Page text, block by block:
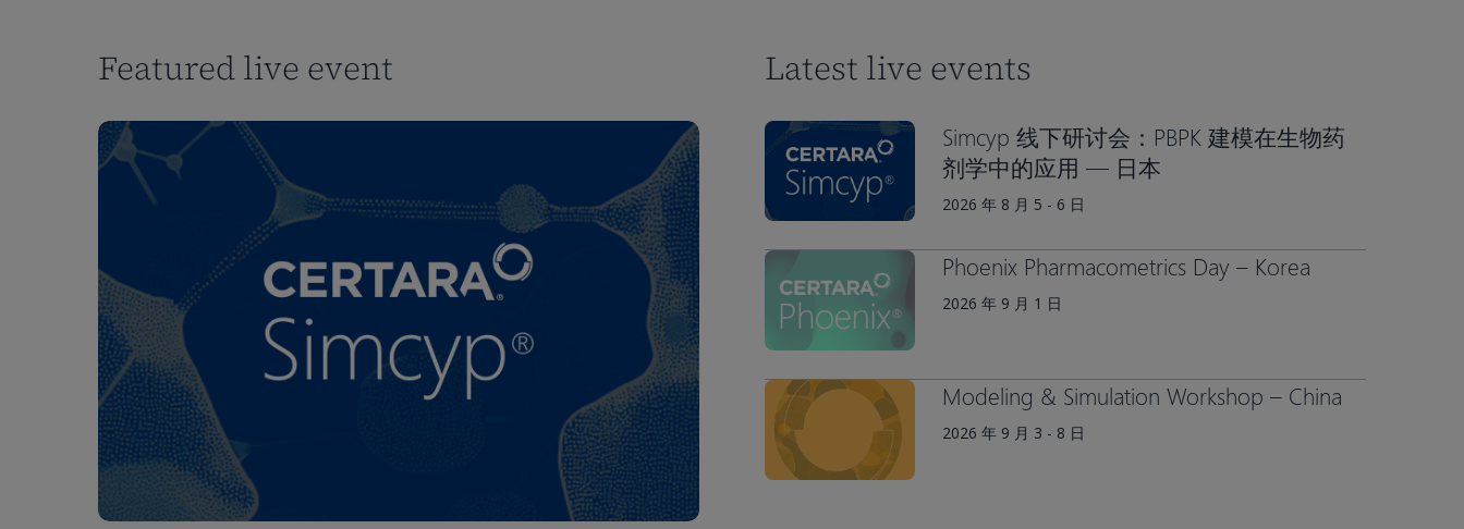
Featured live event Latest live events
Simcyp 线下研讨会：PBPK 建模在生物药
剂学中的应用 — 日本
2026 年 8 月 5 - 6 日
Phoenix Pharmacometrics Day – Korea​
2026 年 9 月 1 日
Modeling & Simulation Workshop – China​
2026 年 9 月 3 - 8 日